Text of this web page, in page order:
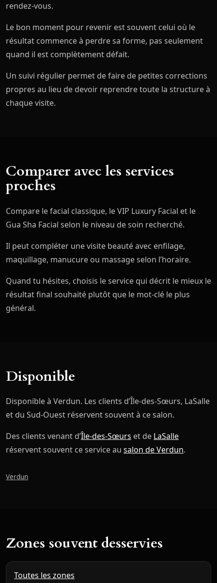
rendez-vous.
Le bon moment pour revenir est souvent celui où le
résultat commence à perdre sa forme, pas seulement
quand il est complètement défait.
Un suivi régulier permet de faire de petites corrections
propres au lieu de devoir reprendre toute la structure à
chaque visite.
Comparer avec les services
proches
Compare le facial classique, le VIP Luxury Facial et le
Gua Sha Facial selon le niveau de soin recherché.
Il peut compléter une visite beauté avec enfilage,
maquillage, manucure ou massage selon l’horaire.
Quand tu hésites, choisis le service qui décrit le mieux le
résultat final souhaité plutôt que le mot-clé le plus
général.
Disponible
Disponible à Verdun. Les clients d’Île-des-Sœurs, LaSalle
et du Sud-Ouest réservent souvent à ce salon.
Des clients venant d’Île-des-Sœurs et de LaSalle
réservent souvent ce service au salon de Verdun.
Verdun
Zones souvent desservies
Toutes les zones